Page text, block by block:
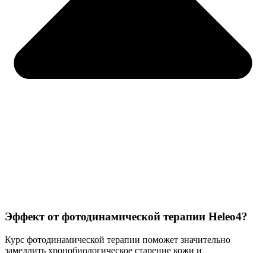
Эффект от фотодинамической терапии Heleo4?
Курс фотодинамической терапии поможет значительно
замедлить хронобиологическое старение кожи и